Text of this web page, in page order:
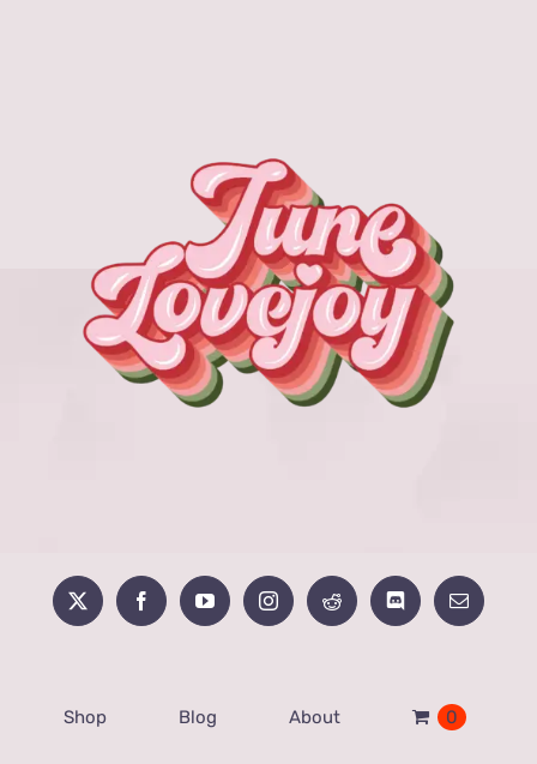
Shop Blog About 0